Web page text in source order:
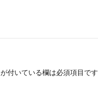
が付いている欄は必須項目です